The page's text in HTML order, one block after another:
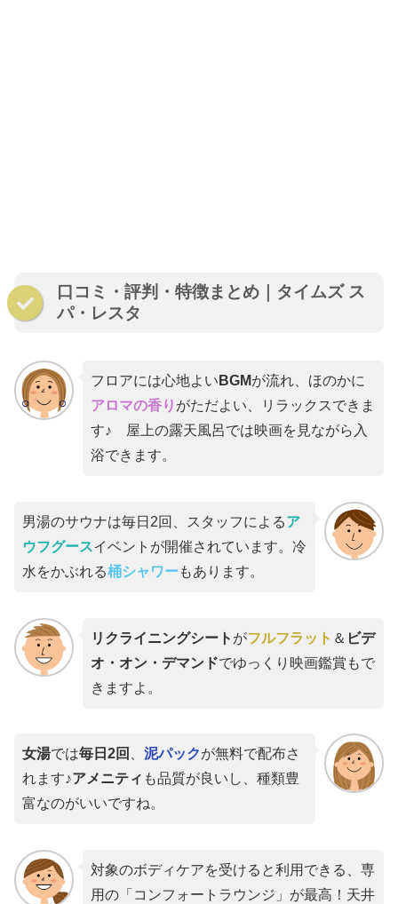
口コミ・評判・特徴まとめ｜タイムズ ス
パ・レスタ
フロアには心地よい BGMが流れ、ほのかに
アロマの香り がただよい、リラックスできま
す♪ 屋上の露天風呂では映画を見ながら入
浴できます。
男湯のサウナは毎日2回、スタッフによるア
ウフグースイベントが開催されています。冷
水をかぶれる桶シャワーもあります。
リクライニングシート がフルフラット ＆ ビデ
オ・オン・デマンドでゆっくり映画鑑賞もで
きますよ。
女湯では毎日2回 泥パックが無料で配布さ
れます♪アメニティ も品質が良いし、種類豊
富なのがいいですね。
対象のボディケアを受けると利用できる、専
用の「コンフォートラウンジ」が最高！天井